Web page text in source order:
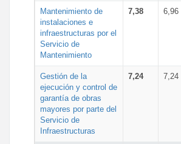
Mantenimiento de
instalaciones e
infraestructuras por el
Servicio de
Mantenimiento
7,38 6,96
Gestión de la
ejecución y control de
garantía de obras
mayores por parte del
Servicio de
Infraestructuras
7,24 7,24